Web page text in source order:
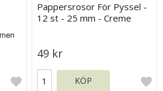
Pappersrosor För Pyssel -
12 st - 25 mm - Creme
49 kr
KÖP